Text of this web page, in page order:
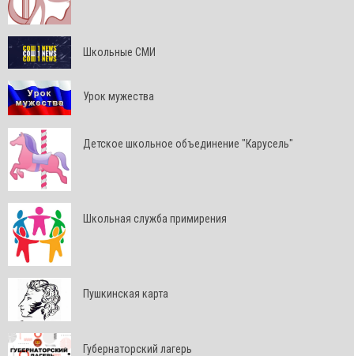
Школьные СМИ
Урок мужества
Детское школьное объединение "Карусель"
Школьная служба примирения
Пушкинская карта
Губернаторский лагерь